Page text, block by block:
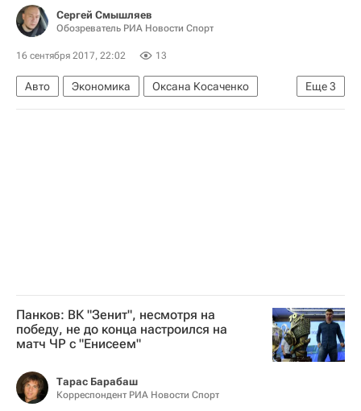
Сергей Смышляев
Обозреватель РИА Новости Спорт
16 сентября 2017, 22:02 13
Еще3
Авто Экономика
Оксана Косаченко
Формула-1
Макларен Рено
Панков: ВК "Зенит", несмотря на
победу, не до конца настроился на
матч ЧР с "Енисеем"
Тарас Барабаш
Корреспондент РИА Новости Спорт